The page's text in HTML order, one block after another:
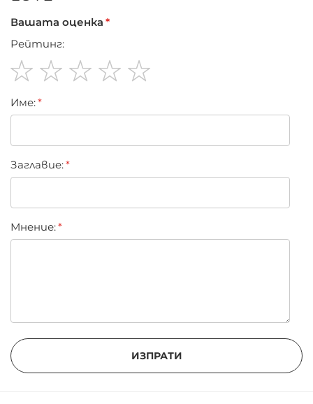
Вашата оценка
Рейтинг:
star
stars
stars
stars
stars
Име:
Заглавиe:
Мнение:
ИЗПРАТИ